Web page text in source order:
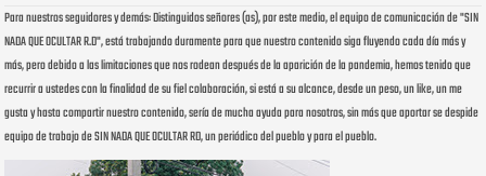
Para nuestros seguidores y demás: Distinguidos señores (as), por este medio, el equipo de comunicación de "SIN
NADA QUE OCULTAR R.D", está trabajando duramente para que nuestro contenido siga fluyendo cada día más y
más, pero debido a las limitaciones que nos rodean después de la aparición de la pandemia, hemos tenido que
recurrir a ustedes con la finalidad de su fiel colaboración, si está a su alcance, desde un peso, un like, un me
gusta y hasta compartir nuestro contenido, sería de mucha ayuda para nosotros, sin más que aportar se despide
equipo de trabajo de SIN NADA QUE OCULTAR RD, un periódico del pueblo y para el pueblo.